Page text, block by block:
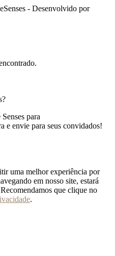
- Desenvolvido por
para
e envie para seus convidados!
uma melhor experiência por
em nosso site, estará
que clique no
.